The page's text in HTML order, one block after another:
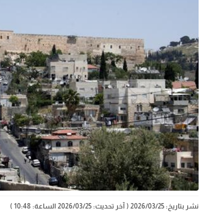
نشر بتاريخ: 2026/03/25 ( آخر تحديث: 2026/03/25 الساعة: 10:48 )